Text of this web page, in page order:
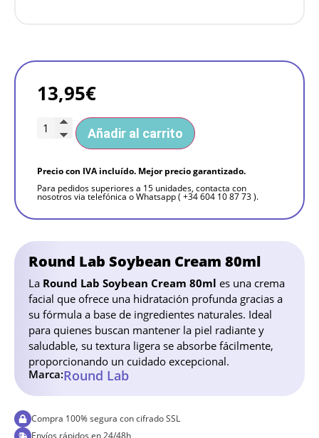
Round Lab Soybean Cream 80ml
La Round Lab Soybean Cream 80ml es una crema
facial que ofrece una hidratación profunda gracias a
su fórmula a base de ingredientes naturales. Ideal
para quienes buscan mantener la piel radiante y
saludable, su textura ligera se absorbe fácilmente,
proporcionando un cuidado excepcional.
Marca:Round Lab
13,95€
Añadir al carrito
Precio con IVA incluído. Mejor precio garantizado.
Para pedidos superiores a 15 unidades, contacta con
nosotros via telefónica o Whatsapp ( +34 604 10 87 73 ).
Compra 100% segura con cifrado SSL